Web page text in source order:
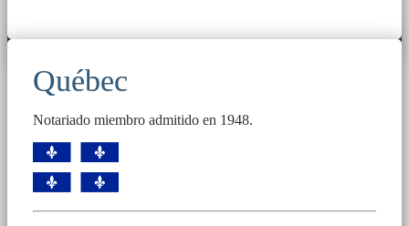
Québec
Notariado miembro admitido en 1948.